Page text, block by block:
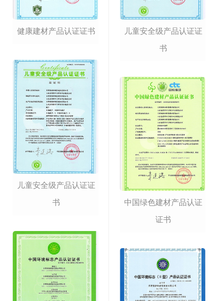
健康建材产品认证证书
儿童安全级产品认证证
书
儿童安全级产品认证证
书
中国绿色建材产品认证
证书